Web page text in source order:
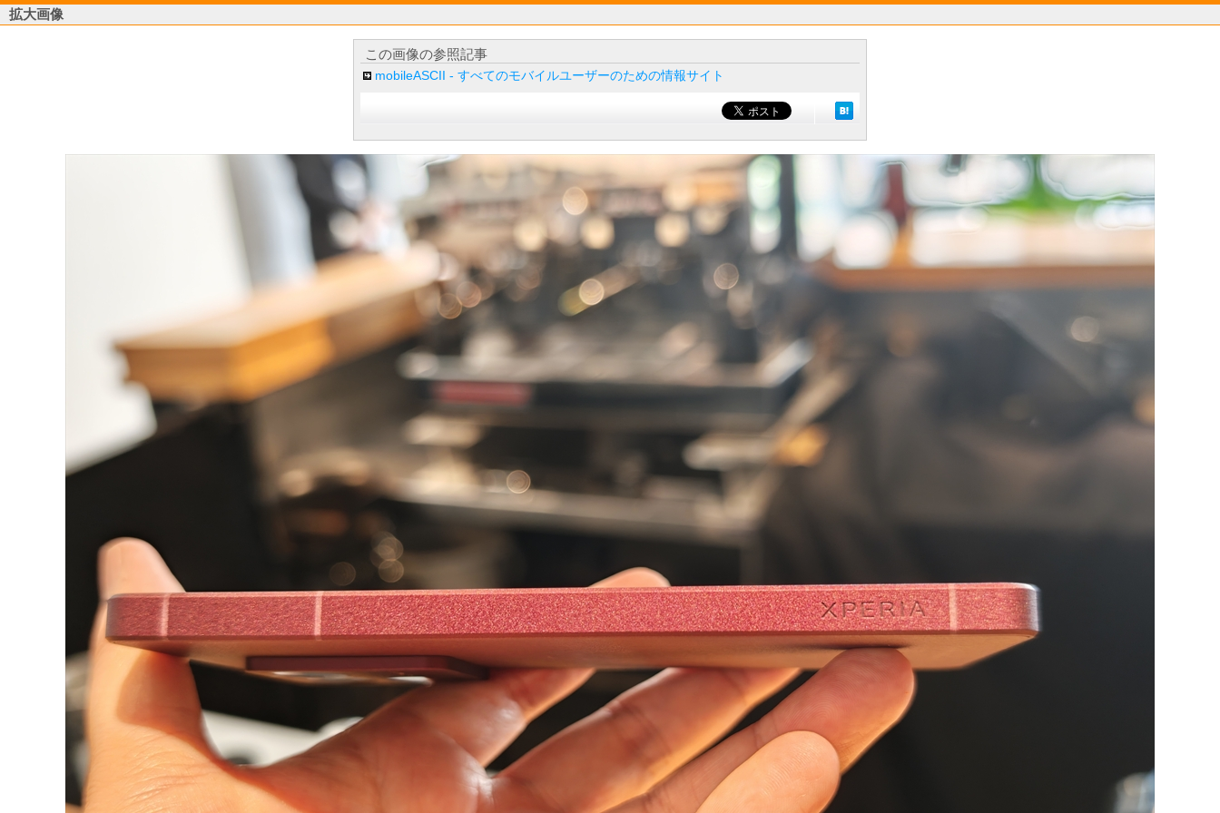
拡大画像
この画像の参照記事
mobileASCII - すべてのモバイルユーザーのための情報サイト